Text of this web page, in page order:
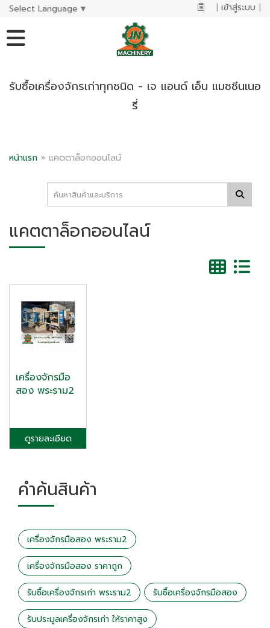
Select Language ▼ | เข้าสู่ระบบ |
รับซื้อเครื่องจักรเก่าทุกชนิด - เจ แอนด์ เอ็น แมชชีนเนอ
รี่
หน้าแรก » แคตตาล็อกออนไลน์
แคตตาล็อกออนไลน์
เครื่องจักรมือ
สอง พระราม2
ดูรายละเอียด
คำค้นสินค้า
เครื่องจักรมือสอง พระราม2
เครื่องจักรมือสอง ราคาถูก
รับซื้อเครื่องจักรเก่า พระราม2 รับซื้อเครื่องจักรมือสอง
รับประมูลเครื่องจักรเก่า ให้ราคาสูง